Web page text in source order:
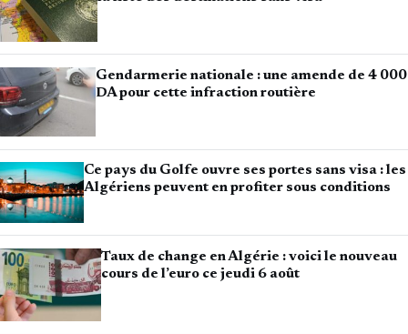
Gendarmerie nationale : une amende de 4 000
DA pour cette infraction routière
Ce pays du Golfe ouvre ses portes sans visa : les
Algériens peuvent en profiter sous conditions
Taux de change en Algérie : voici le nouveau
cours de l’euro ce jeudi 6 août